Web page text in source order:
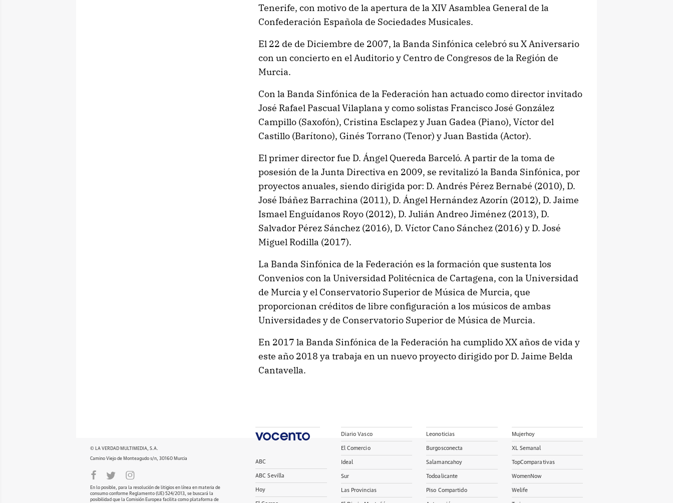
Tenerife, con motivo de la apertura de la XIV Asamblea General de la
Confederación Española de Sociedades Musicales.
El 22 de de Diciembre de 2007, la Banda Sinfónica celebró su X Aniversario
con un concierto en el Auditorio y Centro de Congresos de la Región de
Murcia.
Con la Banda Sinfónica de la Federación han actuado como director invitado
José Rafael Pascual Vilaplana y como solistas Francisco José González
Campillo (Saxofón), Cristina Esclapez y Juan Gadea (Piano), Víctor del
Castillo (Barítono), Ginés Torrano (Tenor) y Juan Bastida (Actor).
El primer director fue D. Ángel Quereda Barceló. A partir de la toma de
posesión de la Junta Directiva en 2009, se revitalizó la Banda Sinfónica, por
proyectos anuales, siendo dirigida por: D. Andrés Pérez Bernabé (2010), D.
José Ibáñez Barrachina (2011), D. Ángel Hernández Azorín (2012), D. Jaime
Ismael Enguídanos Royo (2012), D. Julián Andreo Jiménez (2013), D.
Salvador Pérez Sánchez (2016), D. Víctor Cano Sánchez (2016) y D. José
Miguel Rodilla (2017).
La Banda Sinfónica de la Federación es la formación que sustenta los
Convenios con la Universidad Politécnica de Cartagena, con la Universidad
de Murcia y el Conservatorio Superior de Música de Murcia, que
proporcionan créditos de libre configuración a los músicos de ambas
Universidades y de Conservatorio Superior de Música de Murcia.
En 2017 la Banda Sinfónica de la Federación ha cumplido XX años de vida y
este año 2018 ya trabaja en un nuevo proyecto dirigido por D. Jaime Belda
Cantavella.
© LA VERDAD MULTIMEDIA, S.A.
Camino Viejo de Monteagudo s/n, 30160 Murcia
En lo posible, para la resolución de litigios en línea en materia de
consumo conforme Reglamento (UE) 524/2013, se buscará la
posibilidad que la Comisión Europea facilita como plataforma de
ABC
ABC Sevilla
Hoy
Diario Vasco
El Comercio
Ideal
Sur
Las Provincias
Leonoticias
Burgosconecta
Salamancahoy
Todoalicante
Piso Compartido
Mujerhoy
XL Semanal
TopComparativas
WomenNow
Welife